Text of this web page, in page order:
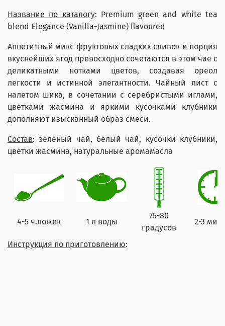
Название по каталогу: Premium green and white tea
blend Elegance (Vanilla-Jasmine) flavoured
Аппетитный микс фруктовых сладких сливок и порция
вкуснейших ягод превосходно сочетаются в этом чае с
деликатными нотками цветов, создавая ореол
легкости и истинной элегантности. Чайный лист с
налетом шика, в сочетании с серебристыми иглами,
цветками жасмина и яркими кусочками клубники
дополняют изысканный образ смеси.
Состав: зеленый чай, белый чай, кусочки клубники,
цветки жасмина, натуральные аромамасла
Инструкция по приготовлению:
4-5 ч.ложек 1 л воды
75-80
градусов
2-3